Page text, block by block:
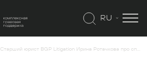
RU
Старший юрист BGP Litigation Ирина Ротачкова про спор о передаче долгов клиентов «дочки» SAP российскому посреднику